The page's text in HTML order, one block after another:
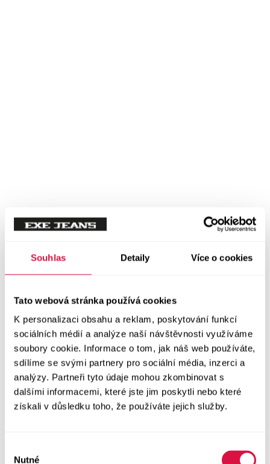
Souhlas Detaily Více o cookies
Tato webová stránka používá cookies
K personalizaci obsahu a reklam, poskytování funkcí
sociálních médií a analýze naší návštěvnosti využíváme
soubory cookie. Informace o tom, jak náš web používáte,
sdílíme se svými partnery pro sociální média, inzerci a
analýzy. Partneři tyto údaje mohou zkombinovat s
dalšími informacemi, které jste jim poskytli nebo které
získali v důsledku toho, že používáte jejich služby.
Nutné